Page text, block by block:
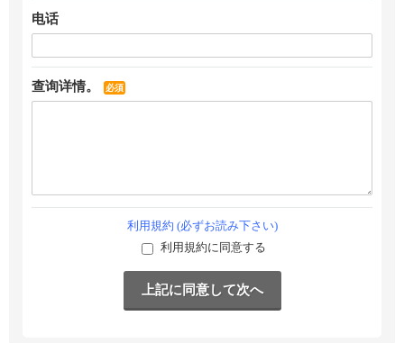
电话
查询详情。 必須
利用規約 (必ずお読み下さい)
利用規約に同意する